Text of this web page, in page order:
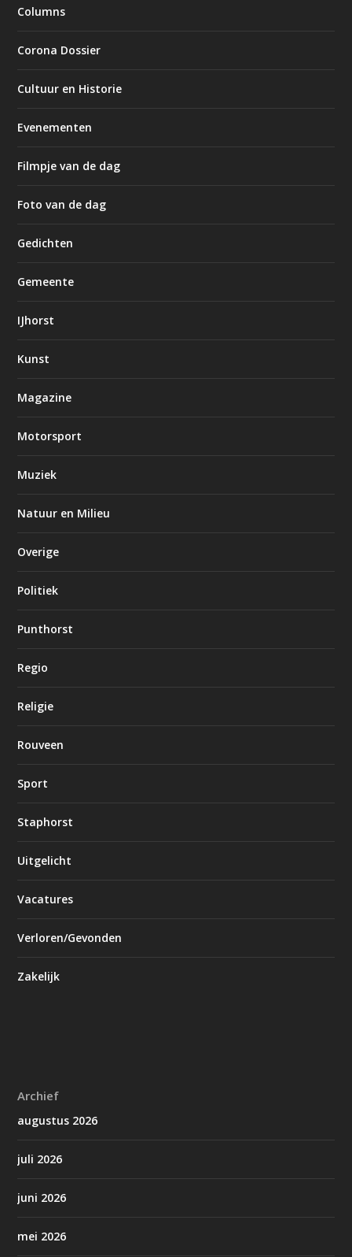
Columns
Corona Dossier
Cultuur en Historie
Evenementen
Filmpje van de dag
Foto van de dag
Gedichten
Gemeente
IJhorst
Kunst
Magazine
Motorsport
Muziek
Natuur en Milieu
Overige
Politiek
Punthorst
Regio
Religie
Rouveen
Sport
Staphorst
Uitgelicht
Vacatures
Verloren/Gevonden
Zakelijk
Archief
augustus 2026
juli 2026
juni 2026
mei 2026